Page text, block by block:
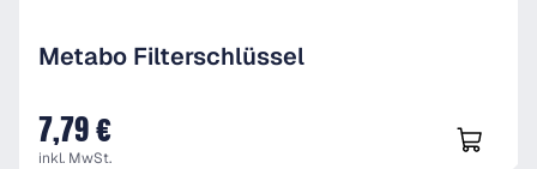
Metabo Filterschlüssel
UVP
7,79 €
inkl. MwSt.